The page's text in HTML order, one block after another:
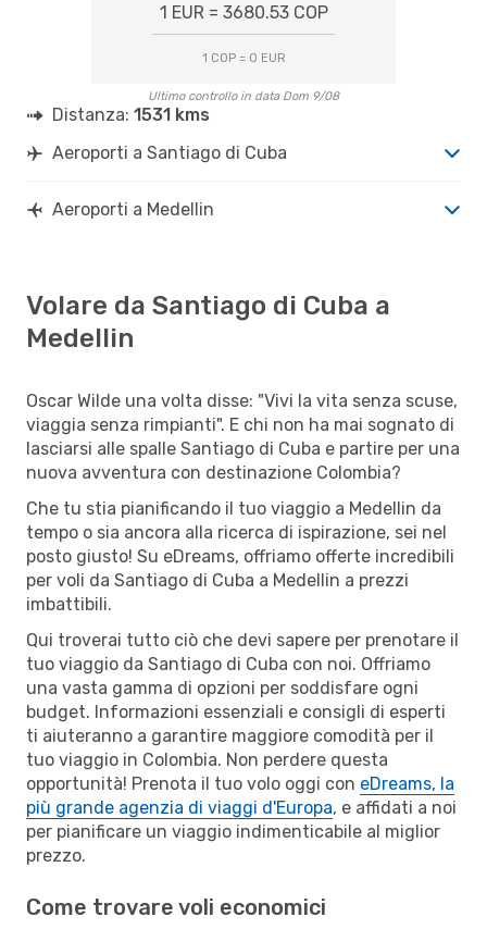
1 EUR = 3680.53 COP
1 COP = 0 EUR
Ultimo controllo in data Dom 9/08
Distanza: 1531 kms
Aeroporti a Santiago di Cuba
Aeroporti a Medellin
Volare da Santiago di Cuba a
Medellin
Oscar Wilde una volta disse: "Vivi la vita senza scuse,
viaggia senza rimpianti". E chi non ha mai sognato di
lasciarsi alle spalle Santiago di Cuba e partire per una
nuova avventura con destinazione Colombia?
Che tu stia pianificando il tuo viaggio a Medellin da
tempo o sia ancora alla ricerca di ispirazione, sei nel
posto giusto! Su eDreams, offriamo offerte incredibili
per voli da Santiago di Cuba a Medellin a prezzi
imbattibili.
Qui troverai tutto ciò che devi sapere per prenotare il
tuo viaggio da Santiago di Cuba con noi. Offriamo
una vasta gamma di opzioni per soddisfare ogni
budget. Informazioni essenziali e consigli di esperti
ti aiuteranno a garantire maggiore comodità per il
tuo viaggio in Colombia. Non perdere questa
opportunità! Prenota il tuo volo oggi con eDreams, la
più grande agenzia di viaggi d'Europa, e affidati a noi
per pianificare un viaggio indimenticabile al miglior
prezzo.
Come trovare voli economici